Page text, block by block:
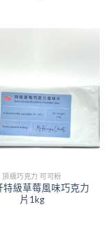
頂級巧克力 可可粉
特級草莓風味巧克力
片1kg